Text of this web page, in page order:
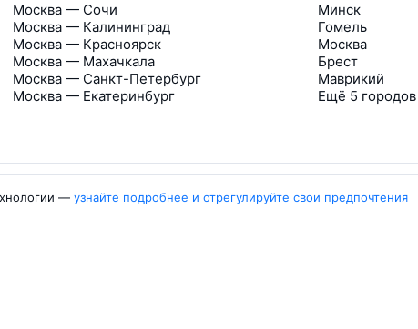
Москва — Сочи
Москва — Калининград
Москва — Красноярск
Москва — Махачкала
Москва — Санкт-Петербург
Москва — Екатеринбург
Минск
Гомель
Москва
Брест
Маврикий
Ещё 5 городов
— узнайте подробнее и отрегулируйте свои предпочтения